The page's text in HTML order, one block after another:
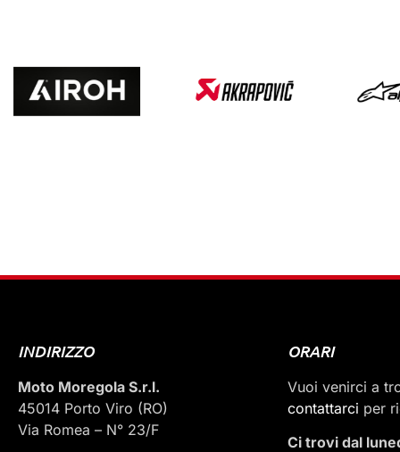
INDIRIZZO
Moto Moregola S.r.l.
45014 Porto Viro (RO)
Via Romea – N° 23/F
ORARI
Vuoi venirci a
contattarci per
Ci trovi dal